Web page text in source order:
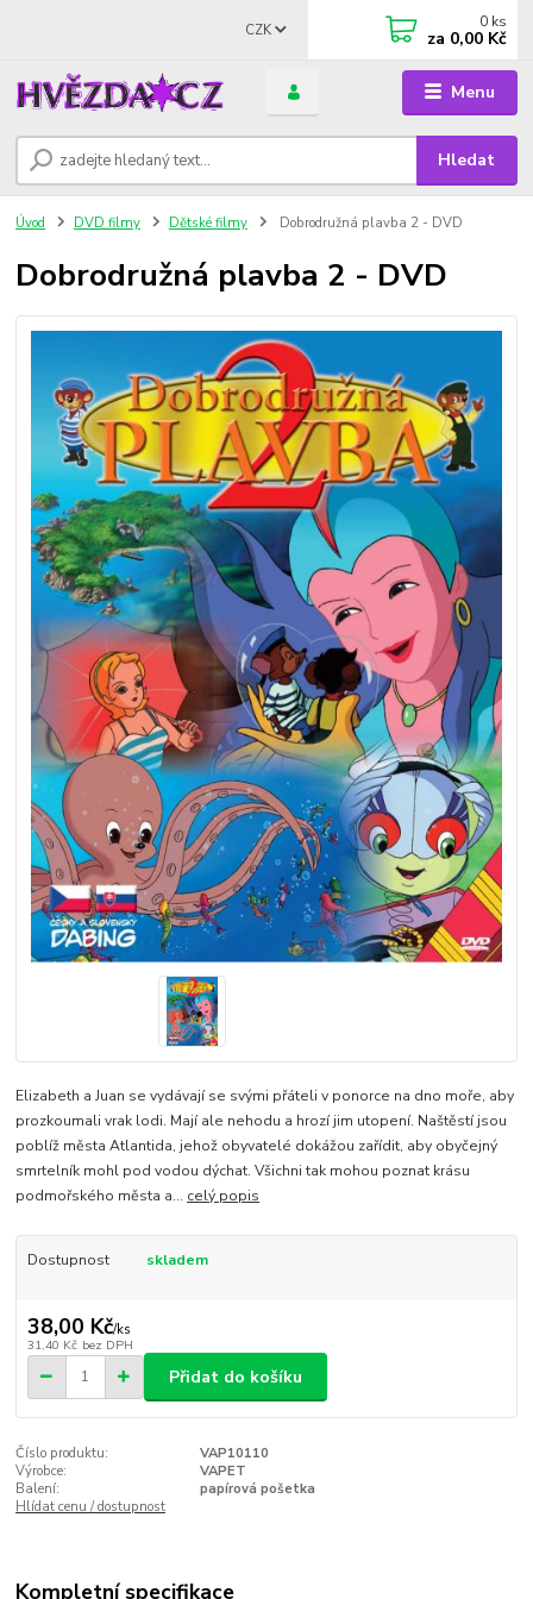
Menu
CZK
Hledat
0 ks
za 0,00 Kč
Úvod DVD filmy Dětské filmy Dobrodružná plavba 2 - DVD
Dobrodružná plavba 2 - DVD
Elizabeth a Juan se vydávají se svými přáteli v ponorce na dno moře, aby
prozkoumali vrak lodi. Mají ale nehodu a hrozí jim utopení. Naštěstí jsou
poblíž města Atlantida, jehož obyvatelé dokážou zařídit, aby obyčejný
smrtelník mohl pod vodou dýchat. Všichni tak mohou poznat krásu
podmořského města a... celý popis
Dostupnost skladem
38,00 Kč/ks
31,40 Kč bez DPH
Přidat do košíku
Číslo produktu:
VAP10110
Výrobce:
VAPET
Balení:
papírová pošetka
Hlídat cenu / dostupnost
Kompletní specifikace